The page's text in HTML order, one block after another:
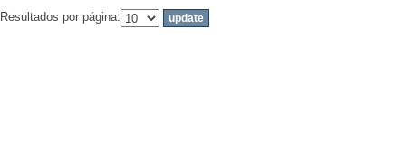
Resultados por página: